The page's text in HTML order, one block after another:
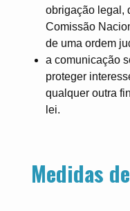
obrigação legal,
Comissão
de uma ordem
a comunicação
proteger
qualquer outra
lei.
Medidas